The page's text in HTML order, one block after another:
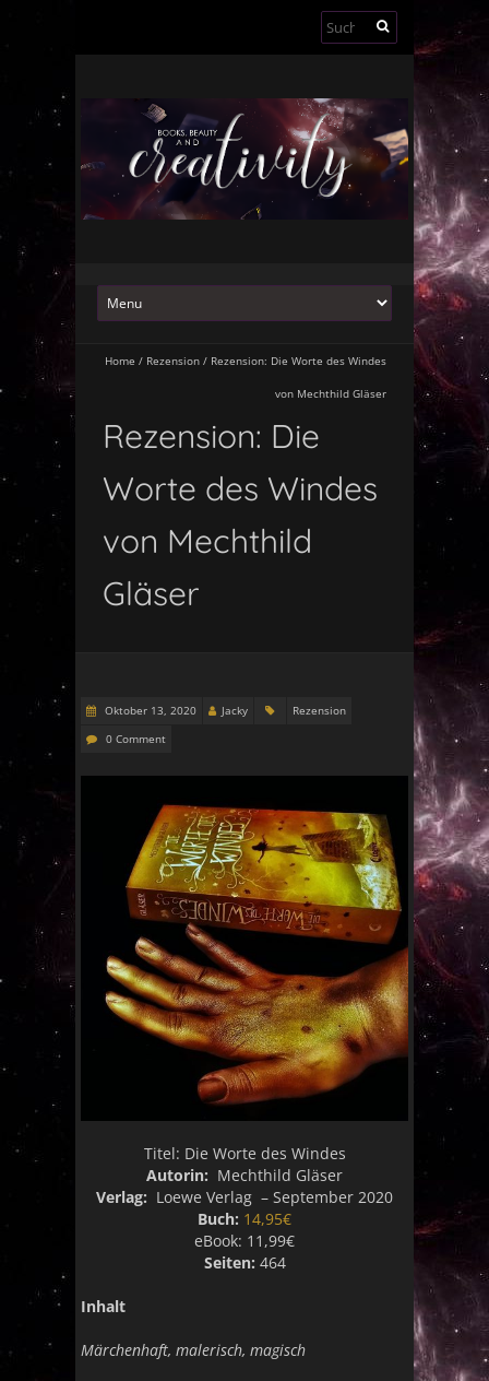
Suchen
nach:
Home / Rezension / Rezension: Die Worte des Windes
von Mechthild Gläser
Rezension: Die
Worte des Windes
von Mechthild
Gläser
Oktober 13, 2020 Jacky
Rezension
0 Comment
Titel: Die Worte des Windes
Autorin: Mechthild Gläser
Verlag: Loewe Verlag – September 2020
Buch: 14,95€
eBook: 11,99€
Seiten: 464
Inhalt
Märchenhaft, malerisch, magisch